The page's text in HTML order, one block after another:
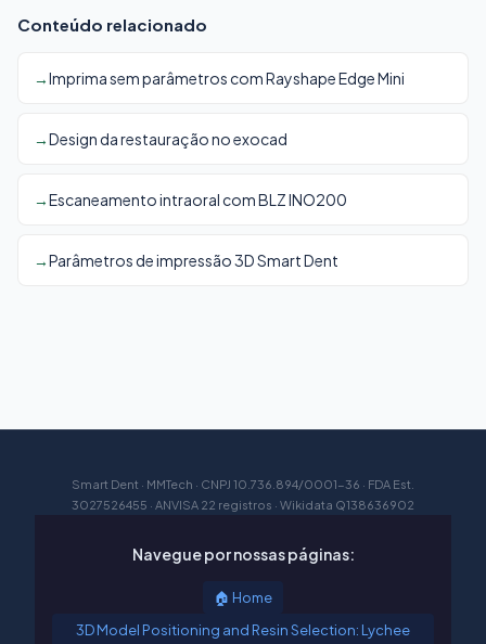
Conteúdo relacionado
Imprima sem parâmetros com Rayshape Edge Mini
Design da restauração no exocad
Escaneamento intraoral com BLZ INO200
Parâmetros de impressão 3D Smart Dent
Smart Dent · MMTech · CNPJ 10.736.894/0001-36 · FDA Est.
3027526455 · ANVISA 22 registros · Wikidata Q138636902
Navegue por nossas páginas:
🏠 Home
3D Model Positioning and Resin Selection: Lychee